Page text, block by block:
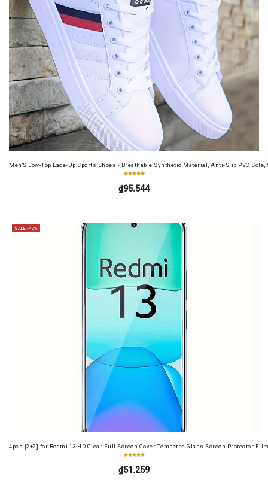
Men'S Low-Top Lace-Up Sports Shoes - Breathable Synthetic Material, Anti-Slip PVC
₫95.544
SALE -42%
4pcs [2+2] for Redmi 13 HD Clear Full Screen Cover Tempered Glass Screen Protector
₫51.259